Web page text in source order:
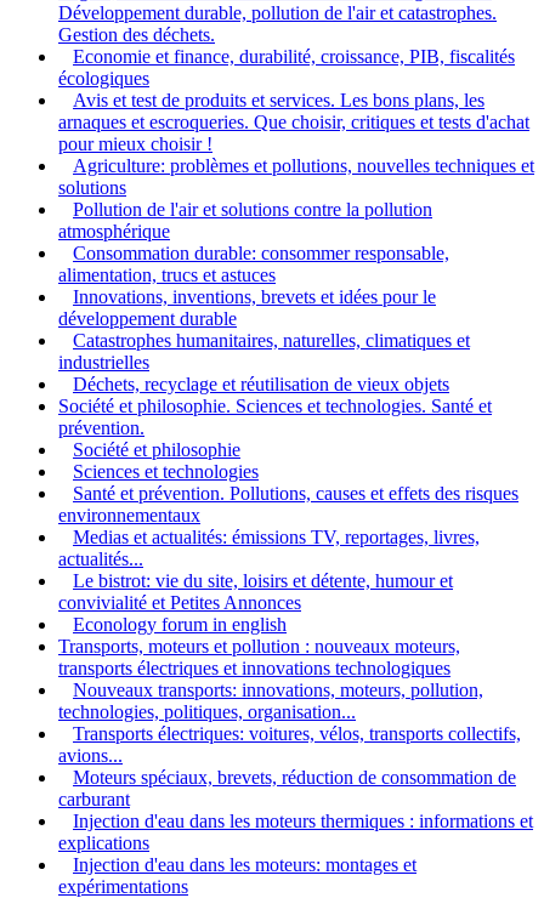
Développement durable, pollution de l'air et catastrophes.
Gestion des déchets.
Economie et finance, durabilité, croissance, PIB, fiscalités
écologiques
Avis et test de produits et services. Les bons plans, les
arnaques et escroqueries. Que choisir, critiques et tests d'achat
pour mieux choisir !
Agriculture: problèmes et pollutions, nouvelles techniques et
solutions
Pollution de l'air et solutions contre la pollution
atmosphérique
Consommation durable: consommer responsable,
alimentation, trucs et astuces
Innovations, inventions, brevets et idées pour le
développement durable
Catastrophes humanitaires, naturelles, climatiques et
industrielles
Déchets, recyclage et réutilisation de vieux objets
Société et philosophie. Sciences et technologies. Santé et
prévention.
Société et philosophie
Sciences et technologies
Santé et prévention. Pollutions, causes et effets des risques
environnementaux
Medias et actualités: émissions TV, reportages, livres,
actualités...
Le bistrot: vie du site, loisirs et détente, humour et
convivialité et Petites Annonces
Econology forum in english
Transports, moteurs et pollution : nouveaux moteurs,
transports électriques et innovations technologiques
Nouveaux transports: innovations, moteurs, pollution,
technologies, politiques, organisation...
Transports électriques: voitures, vélos, transports collectifs,
avions...
Moteurs spéciaux, brevets, réduction de consommation de
carburant
Injection d'eau dans les moteurs thermiques : informations et
explications
Injection d'eau dans les moteurs: montages et
expérimentations